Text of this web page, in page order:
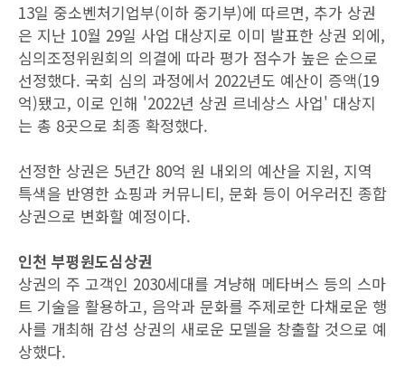
13일 중소벤처기업부(이하 중기부)에 따르면, 추가 상권
은 지난 10월 29일 사업 대상지로 이미 발표한 상권 외에,
심의조정위원회의 의결에 따라 평가 점수가 높은 순으로
선정했다. 국회 심의 과정에서 2022년도 예산이 증액(19
억)됐고, 이로 인해 '2022년 상권 르네상스 사업' 대상지
는 총 8곳으로 최종 확정했다.
선정한 상권은 5년간 80억 원 내외의 예산을 지원, 지역
특색을 반영한 쇼핑과 커뮤니티, 문화 등이 어우러진 종합
상권으로 변화할 예정이다.
인천 부평원도심상권
상권의 주 고객인 2030세대를 겨냥해 메타버스 등의 스마
트 기술을 활용하고, 음악과 문화를 주제로한 다채로운 행
사를 개최해 감성 상권의 새로운 모델을 창출할 것으로 예
상했다.